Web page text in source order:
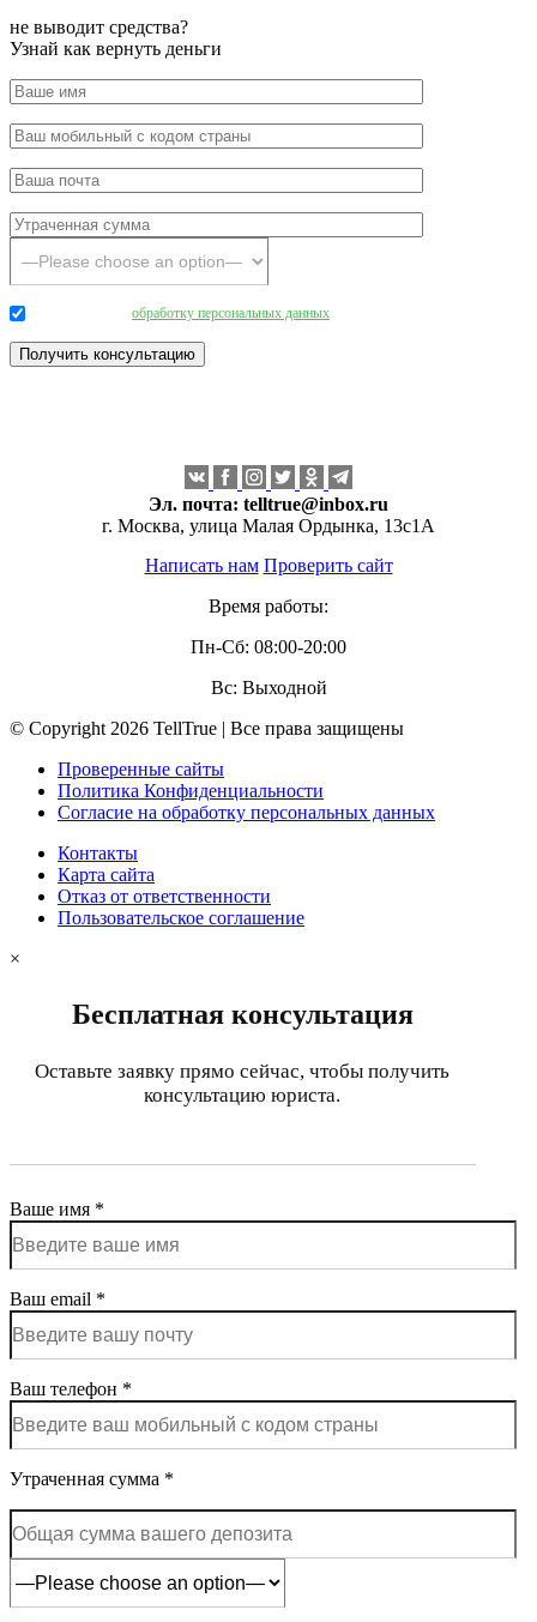
не выводит средства?
Узнай как вернуть деньги
обработку персональных данных
Эл. почта: telltrue@inbox.ru
г. Москва, улица Малая Ордынка, 13с1А
Написать нам Проверить сайт
Время работы:
Пн-Сб: 08:00-20:00
Вс: Выходной
© Copyright 2026 TellTrue | Все права защищены
Проверенные сайты
Политика Конфиденциальности
Согласие на обработку персональных данных
Контакты
Карта сайта
Отказ от ответственности
Пользовательское соглашение
×
Бесплатная консультация
Оставьте заявку прямо сейчас, чтобы получить
консультацию юриста.
Ваше имя *
Ваш email *
Ваш телефон *
Утраченная сумма *